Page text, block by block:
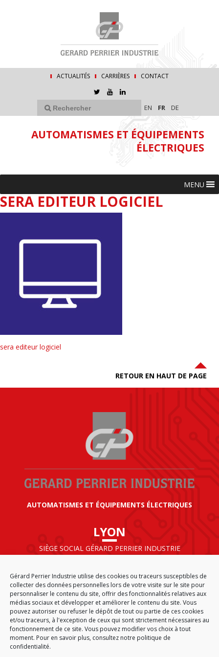
Gérard Perrier Industrie utilise des cookies ou traceurs susceptibles de
collecter des données personnelles lors de votre visite sur le site pour
personnaliser le contenu du site, offrir des fonctionnalités relatives aux
médias sociaux et développer et améliorer le contenu du site. Vous
pouvez autoriser ou refuser le dépôt de tout ou partie de ces cookies
et/ou traceurs, à l'exception de ceux qui sont strictement nécessaires au
fonctionnement de ce site. Vous pouvez modifier vos choix à tout
moment. Pour en savoir plus, consultez notre politique de
confidentialité.
ACTUALITÉS CARRIÈRES CONTACT
EN FR DE
AUTOMATISMES ET ÉQUIPEMENTS
ÉLECTRIQUES
MENU
SERA EDITEUR LOGICIEL
sera editeur logiciel
RETOUR EN HAUT DE PAGE
AUTOMATISMES ET ÉQUIPEMENTS ÉLECTRIQUES
LYON
SIÈGE SOCIAL GÉRARD PERRIER INDUSTRIE
69125 LYON AÉROPORT SAINT EXUPÉRY
FRANCE
ACCUEIL CGA PLAN DU SITE
MENTIONS LÉGALES
DONNÉES PERSONNELLES